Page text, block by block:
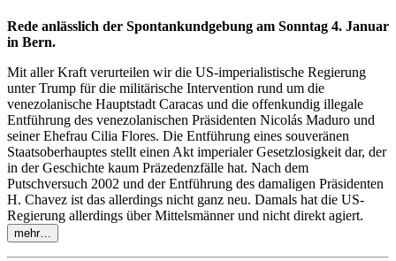
Rede anlässlich der Spontankundgebung am Sonntag 4. Januar
in Bern.
Mit aller Kraft verurteilen wir die US-imperialistische Regierung
unter Trump für die militärische Intervention rund um die
venezolanische Hauptstadt Caracas und die offenkundig illegale
Entführung des venezolanischen Präsidenten Nicolás Maduro und
seiner Ehefrau Cilia Flores. Die Entführung eines souveränen
Staatsoberhauptes stellt einen Akt imperialer Gesetzlosigkeit dar, der
in der Geschichte kaum Präzedenzfälle hat. Nach dem
Putschversuch 2002 und der Entführung des damaligen Präsidenten
H. Chavez ist das allerdings nicht ganz neu. Damals hat die US-
Regierung allerdings über Mittelsmänner und nicht direkt agiert.
mehr…